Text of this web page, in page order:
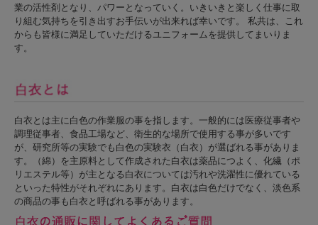
業の活性剤となり、パワーとなっていく。いきいきと楽しく仕事に取
り組む気持ちを引き出すお手伝いが出来れば幸いです。 私共は、これ
からも皆様に満足していただけるユニフォームを提供してまいりま
す。
白衣とは主に白色の作業服の事を指します。一般的には医療従事者や
調理従事者、食品工場など、衛生的な場所で使用する事が多いです
が、研究所等の実験でも白色の実験衣（白衣）が選ばれる事がありま
す。（綿）を主原料として作成された白衣は薬品につよく、化繊（ポ
リエステル等）が主となる白衣については汚れや洗濯性に優れている
といった特性がそれぞれにあります。白衣は白色だけでなく、淡色系
の商品の事も白衣と呼ばれる事があります。